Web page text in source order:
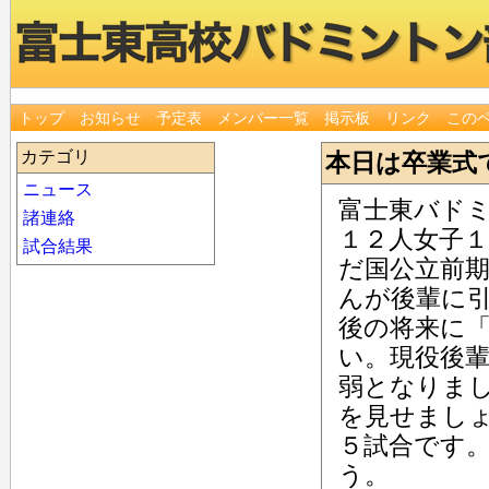
トップ お知らせ 予定表 メンバー一覧 掲示板 リンク この
カテゴリ
ニュース
諸連絡
試合結果
本日は卒業式
富士東バド
１２人女子
だ国公立前
んが後輩に
後の将来に
い。現役後
弱となりま
を見せまし
５試合です
う。